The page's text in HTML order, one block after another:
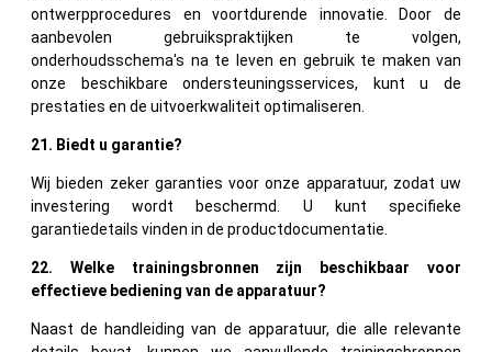
ontwerpprocedures en voortdurende innovatie. Door de
aanbevolen gebruikspraktijken te volgen,
onderhoudsschema's na te leven en gebruik te maken van
onze beschikbare ondersteuningsservices, kunt u de
prestaties en de uitvoerkwaliteit optimaliseren.
21. Biedt u garantie?
Wij bieden zeker garanties voor onze apparatuur, zodat uw
investering wordt beschermd. U kunt specifieke
garantiedetails vinden in de productdocumentatie.
22. Welke trainingsbronnen zijn beschikbaar voor
effectieve bediening van de apparatuur?
Naast de handleiding van de apparatuur, die alle relevante